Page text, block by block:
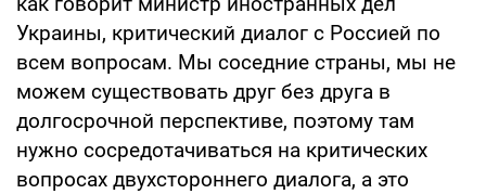
Украины, критический диалог с Россией по
всем вопросам. Мы соседние страны, мы не
можем существовать друг без друга в
долгосрочной перспективе, поэтому там
нужно сосредотачиваться на критических
вопросах двухстороннего диалога, а это